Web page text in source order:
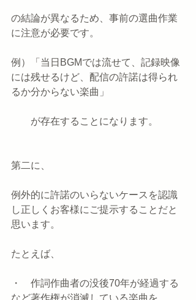
の結論が異なるため、事前の選曲作業
に注意が必要です。
例）「当日BGMでは流せて、記録映像
には残せるけど、配信の許諾は得られ
るか分からない楽曲」
が存在することになります。
第二に、
例外的に許諾のいらないケースを認識
し正しくお客様にご提示することだと
思います。
たとえば、
・　作詞作曲者の没後70年が経過する
など著作権が消滅している楽曲を